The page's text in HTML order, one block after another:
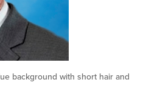
background with short hair and